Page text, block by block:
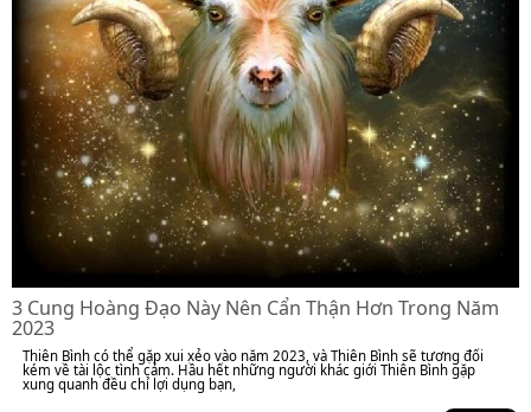
3 Cung Hoàng Đạo Này Nên Cẩn Thận Hơn Trong Năm
2023
Thiên Bình có thể gặp xui xẻo vào năm 2023, và Thiên Bình sẽ tương đối
kém về tài lộc tình cảm. Hầu hết những người khác giới Thiên Bình gặp
xung quanh đều chỉ lợi dụng bạn,